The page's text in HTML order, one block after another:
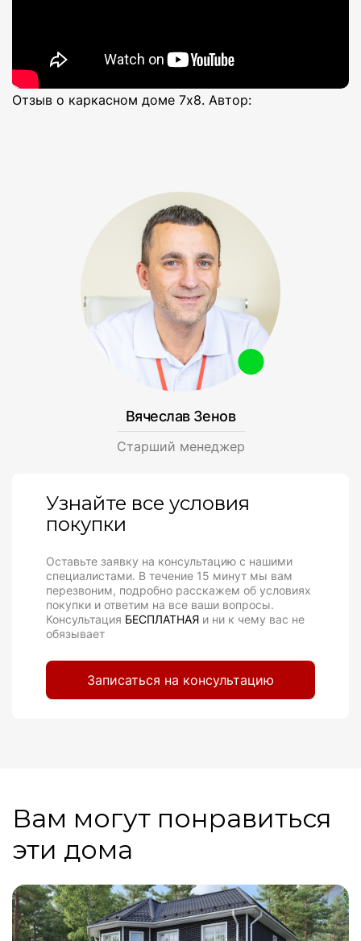
Отзыв о каркасном доме 7х8. Автор:
Вячеслав Зенов
Cтарший менеджер
Узнайте все условия
покупки
Оставьте заявку на консультацию с нашими
специалистами. В течение 15 минут мы вам
перезвоним, подробно расскажем об условиях
покупки и ответим на все ваши вопросы.
Консультация БЕСПЛАТНАЯ и ни к чему вас не
обязывает
Записаться на консультацию
Вам могут понравиться
эти дома